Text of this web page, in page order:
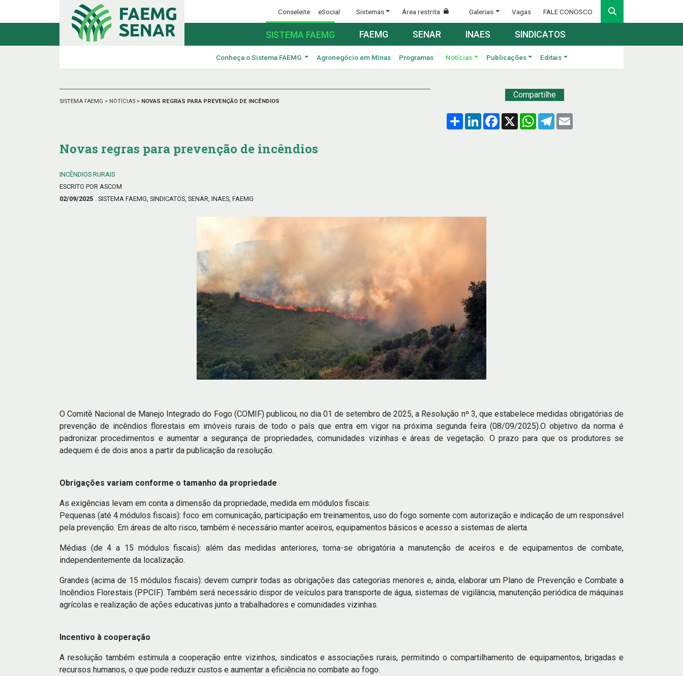
Conseleite eSocial Sistemas Área restrita Galerias Vagas FALE CONOSCO
SISTEMA FAEMG FAEMG SENAR INAES SINDICATOS
Conheça o Sistema FAEMG Agronegócio em Minas Programas Notícias Publicações Editais
SISTEMA FAEMG > NOTÍCIAS > NOVAS REGRAS PARA PREVENÇÃO DE INCÊNDIOS
Compartilhe
Compartilhar
LinkedInFacebook
X WhatsApp
Telegram
Novas regras para prevenção de incêndios
INCÊNDIOS RURAIS
ESCRITO POR ASCOM
02/09/2025 . SISTEMA FAEMG, SINDICATOS, SENAR, INAES, FAEMG
O Comitê Nacional de Manejo Integrado do Fogo (COMIF) publicou, no dia 01 de setembro de 2025, a Resolução nº 3, que estabelece medidas obrigatórias de
prevenção de incêndios florestais em imóveis rurais de todo o país que entra em vigor na próxima segunda feira (08/09/2025).O objetivo da norma é
padronizar procedimentos e aumentar a segurança de propriedades, comunidades vizinhas e áreas de vegetação. O prazo para que os produtores se
adequem é de dois anos a partir da publicação da resolução.
Obrigações variam conforme o tamanho da propriedade
As exigências levam em conta a dimensão da propriedade, medida em módulos fiscais:
Pequenas (até 4 módulos fiscais): foco em comunicação, participação em treinamentos, uso do fogo somente com autorização e indicação de um responsável
pela prevenção. Em áreas de alto risco, também é necessário manter aceiros, equipamentos básicos e acesso a sistemas de alerta.
Médias (de 4 a 15 módulos fiscais): além das medidas anteriores, torna-se obrigatória a manutenção de aceiros e de equipamentos de combate,
independentemente da localização.
Grandes (acima de 15 módulos fiscais): devem cumprir todas as obrigações das categorias menores e, ainda, elaborar um Plano de Prevenção e Combate a
Incêndios Florestais (PPCIF). Também será necessário dispor de veículos para transporte de água, sistemas de vigilância, manutenção periódica de máquinas
agrícolas e realização de ações educativas junto a trabalhadores e comunidades vizinhas.
Incentivo à cooperação
A resolução também estimula a cooperação entre vizinhos, sindicatos e associações rurais, permitindo o compartilhamento de equipamentos, brigadas e
recursos humanos, o que pode reduzir custos e aumentar a eficiência no combate ao fogo.